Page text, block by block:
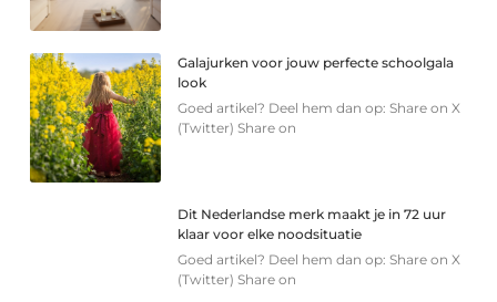
Galajurken voor jouw perfecte schoolgala
look
Goed artikel? Deel hem dan op: Share on X
(Twitter) Share on
Dit Nederlandse merk maakt je in 72 uur
klaar voor elke noodsituatie
Goed artikel? Deel hem dan op: Share on X
(Twitter) Share on